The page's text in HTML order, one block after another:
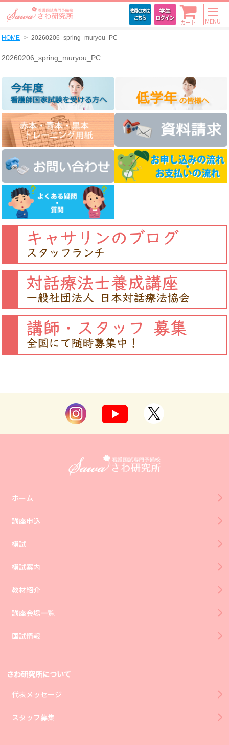
カート MENU
HOME 20260206_spring_muryou_PC
20260206_spring_muryou_PC
ホーム
講座申込
模試
模試案内
教材紹介
講座会場一覧
国試情報
さわ研究所について
代表メッセージ
スタッフ募集